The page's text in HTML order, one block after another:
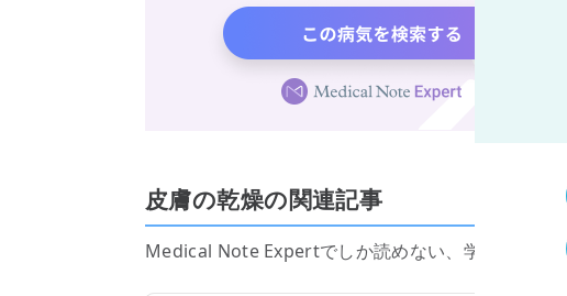
皮膚の乾燥の関連記事
Medical Note Expertでしか読めない、学会や医局